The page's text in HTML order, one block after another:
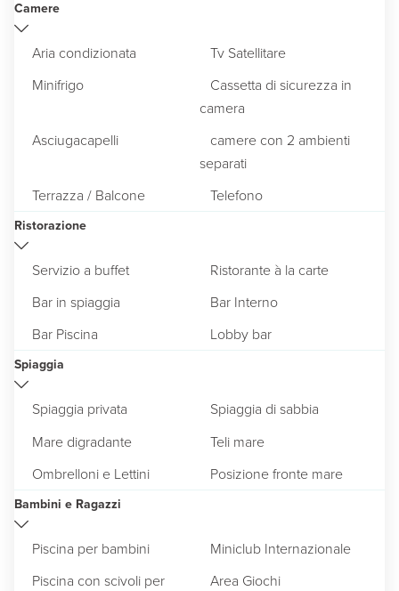
Camere
Aria condizionata
Tv Satellitare
Minifrigo
Cassetta di sicurezza in
camera
Asciugacapelli
camere con 2 ambienti
separati
Terrazza / Balcone
Telefono
Ristorazione
Servizio a buffet
Ristorante à la carte
Bar in spiaggia
Bar Interno
Bar Piscina
Lobby bar
Spiaggia
Spiaggia privata
Spiaggia di sabbia
Mare digradante
Teli mare
Ombrelloni e Lettini
Posizione fronte mare
Bambini e Ragazzi
Piscina per bambini
Miniclub Internazionale
Piscina con scivoli per
Area Giochi